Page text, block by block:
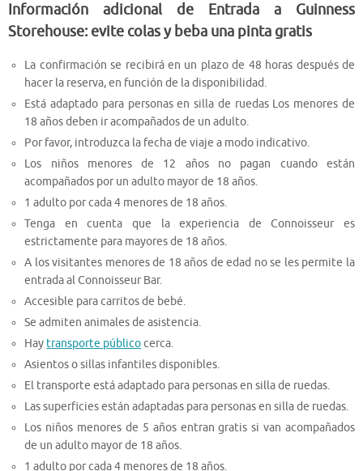
Información adicional de Entrada a Guinness
Storehouse: evite colas y beba una pinta gratis
La confirmación se recibirá en un plazo de 48 horas después de
hacer la reserva, en función de la disponibilidad.
Está adaptado para personas en silla de ruedas Los menores de
18 años deben ir acompañados de un adulto.
Por favor, introduzca la fecha de viaje a modo indicativo.
Los niños menores de 12 años no pagan cuando están
acompañados por un adulto mayor de 18 años.
1 adulto por cada 4 menores de 18 años.
Tenga en cuenta que la experiencia de Connoisseur es
estrictamente para mayores de 18 años.
A los visitantes menores de 18 años de edad no se les permite la
entrada al Connoisseur Bar.
Accesible para carritos de bebé.
Se admiten animales de asistencia.
Hay transporte públicocerca.
Asientos o sillas infantiles disponibles.
El transporte está adaptado para personas en silla de ruedas.
Las superficies están adaptadas para personas en silla de ruedas.
Los niños menores de 5 años entran gratis si van acompañados
de un adulto mayor de 18 años.
1 adulto por cada 4 menores de 18 años.